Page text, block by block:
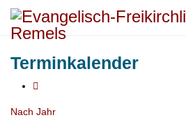
Terminkalender
Nach Jahr